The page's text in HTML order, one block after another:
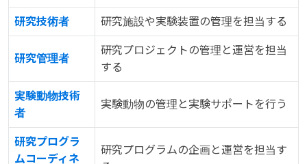
研究技術者 研究施設や実験装置の管理を担当する
研究管理者
研究プロジェクトの管理と運営を担当
する
実験動物技術
者
実験動物の管理と実験サポートを行う
研究プログラ
ムコーディネ
研究プログラムの企画と運営を担当す